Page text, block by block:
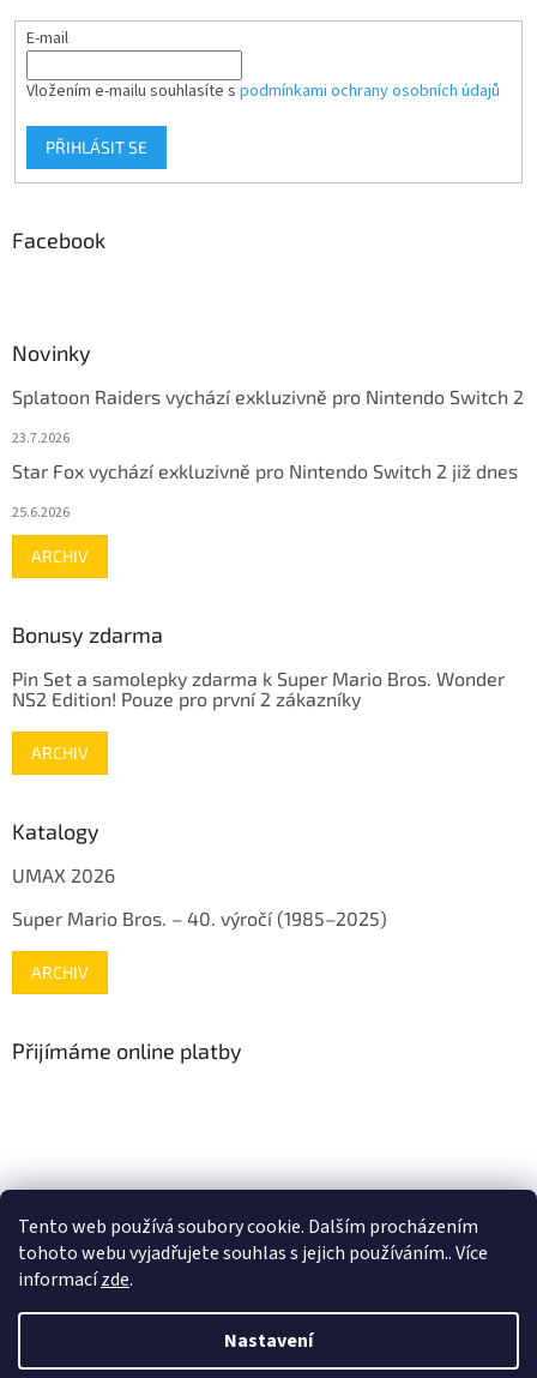
Tento web používá soubory cookie. Dalším procházením
tohoto webu vyjadřujete souhlas s jejich používáním.. Více
informacízde.
Nastavení
E-mail
Vložením e-mailu souhlasíte s podmínkami ochrany osobních údajů
PŘIHLÁSIT SE
Facebook
Novinky
Splatoon Raiders vychází exkluzivně pro Nintendo Switch 2
23.7.2026
Star Fox vychází exkluzivně pro Nintendo Switch 2 již dnes
25.6.2026
ARCHIV
Bonusy zdarma
Pin Set a samolepky zdarma k Super Mario Bros. Wonder
NS2 Edition! Pouze pro první 2 zákazníky
ARCHIV
Katalogy
UMAX 2026
Super Mario Bros. – 40. výročí (1985–2025)
ARCHIV
Přijímáme online platby
www.fleg.cz
Vytvořil Shoptet